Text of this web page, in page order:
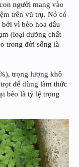
người mang vào
trên vũ trụ. Nó có
vì bèo hoa dâu
(loại dưỡng chất
trong đời sống là
trọng lượng khô
để dùng làm thức
bèo là tỷ lệ trọng